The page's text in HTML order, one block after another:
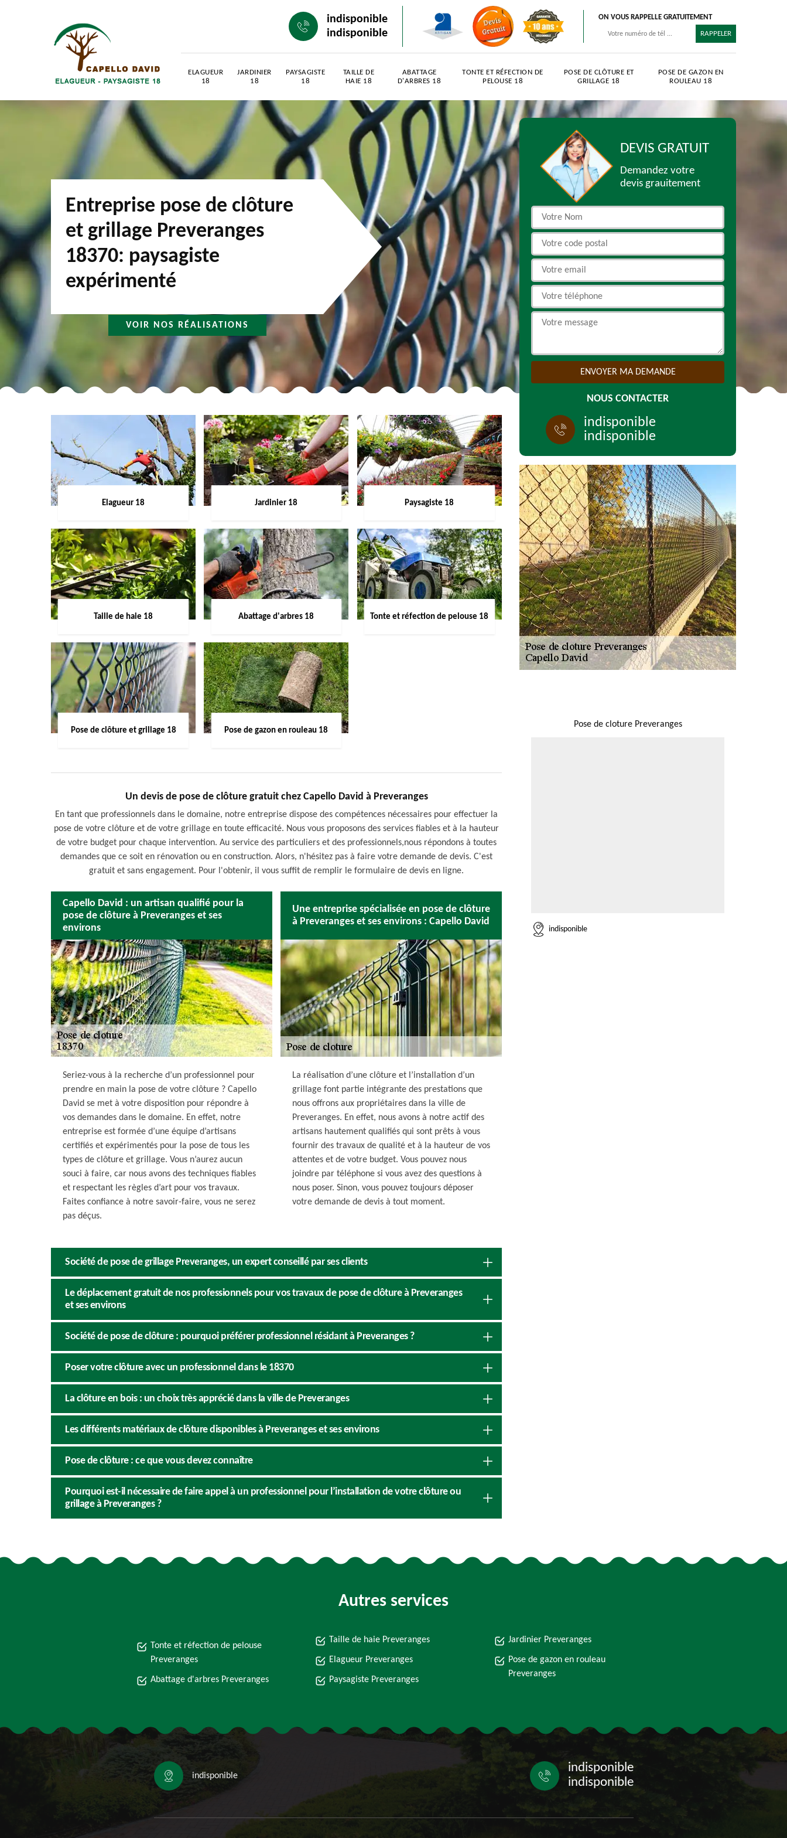
indisponible
indisponible
ON VOUS RAPPELLE GRATUITEMENT
ELAGUEUR
18
JARDINIER
18
PAYSAGISTE
18
TAILLE DE
HAIE 18
ABATTAGE
D'ARBRES 18
TONTE ET RÉFECTION DE
PELOUSE 18
POSE DE CLÔTURE ET
GRILLAGE 18
POSE DE GAZON EN
ROULEAU 18
Entreprise pose de clôture
et grillage Preveranges
18370: paysagiste
expérimenté
VOIR NOS RÉALISATIONS
Elagueur 18 Jardinier 18 Paysagiste 18
Taille de haie 18 Abattage d'arbres 18 Tonte et réfection de pelouse 18
Pose de clôture et grillage 18 Pose de gazon en rouleau 18
Un devis de pose de clôture gratuit chez Capello David à Preveranges
En tant que professionnels dans le domaine, notre entreprise dispose des compétences nécessaires pour effectuer la
pose de votre clôture et de votre grillage en toute efficacité. Nous vous proposons des services fiables et à la hauteur
de votre budget pour chaque intervention. Au service des particuliers et des professionnels,nous répondons à toutes
demandes que ce soit en rénovation ou en construction. Alors, n'hésitez pas à faire votre demande de devis. C'est
gratuit et sans engagement. Pour l'obtenir, il vous suffit de remplir le formulaire de devis en ligne.
Capello David : un artisan qualifié pour la
pose de clôture à Preveranges et ses
environs
Seriez-vous à la recherche d’un professionnel pour
prendre en main la pose de votre clôture ? Capello
David se met à votre disposition pour répondre à
vos demandes dans le domaine. En effet, notre
entreprise est formée d’une équipe d’artisans
certifiés et expérimentés pour la pose de tous les
types de clôture et grillage. Vous n’aurez aucun
souci à faire, car nous avons des techniques fiables
et respectant les règles d’art pour vos travaux.
Faites confiance à notre savoir-faire, vous ne serez
pas déçus.
Une entreprise spécialisée en pose de clôture
à Preveranges et ses environs : Capello David
La réalisation d’une clôture et l’installation d’un
grillage font partie intégrante des prestations que
nous offrons aux propriétaires dans la ville de
Preveranges. En effet, nous avons à notre actif des
artisans hautement qualifiés qui sont prêts à vous
fournir des travaux de qualité et à la hauteur de vos
attentes et de votre budget. Vous pouvez nous
joindre par téléphone si vous avez des questions à
nous poser. Sinon, vous pouvez toujours déposer
votre demande de devis à tout moment.
Société de pose de grillage Preveranges, un expert conseillé par ses clients
Le déplacement gratuit de nos professionnels pour vos travaux de pose de clôture à Preveranges
et ses environs
Société de pose de clôture : pourquoi préférer professionnel résidant à Preveranges ?
Poser votre clôture avec un professionnel dans le 18370
La clôture en bois : un choix très apprécié dans la ville de Preveranges
Les différents matériaux de clôture disponibles à Preveranges et ses environs
Pose de clôture : ce que vous devez connaître
Pourquoi est-il nécessaire de faire appel à un professionnel pour l’installation de votre clôture ou
grillage à Preveranges ?
DEVIS GRATUIT
Demandez votre
devis grauitement
NOUS CONTACTER
indisponible
indisponible
Pose de cloture Preveranges
indisponible
Autres services
Tonte et réfection de pelouse
Preveranges
Abattage d'arbres Preveranges
Taille de haie Preveranges
Elagueur Preveranges
Paysagiste Preveranges
Jardinier Preveranges
Pose de gazon en rouleau
Preveranges
indisponible
indisponible
indisponible